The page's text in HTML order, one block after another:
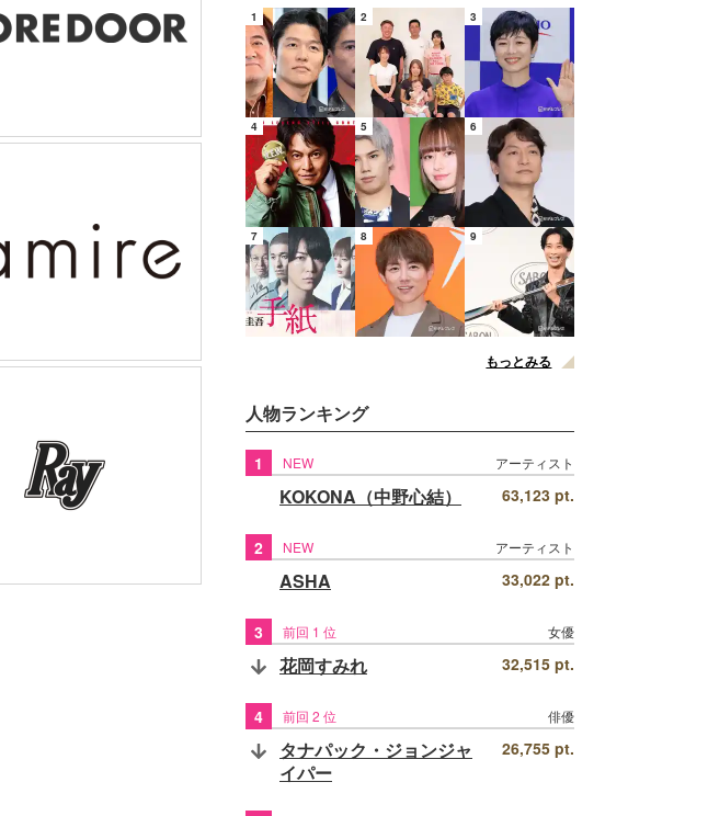
1 2 3
4 5 6
7 8 9
もっとみる
人物ランキング
1 NEW アーティスト
KOKONA（中野心結） 63,123 pt.
2 NEW アーティスト
ASHA 33,022 pt.
3 前回 1 位 女優
花岡すみれ 32,515 pt.
4 前回 2 位 俳優
タナパック・ジョンジャ
イパー
26,755 pt.